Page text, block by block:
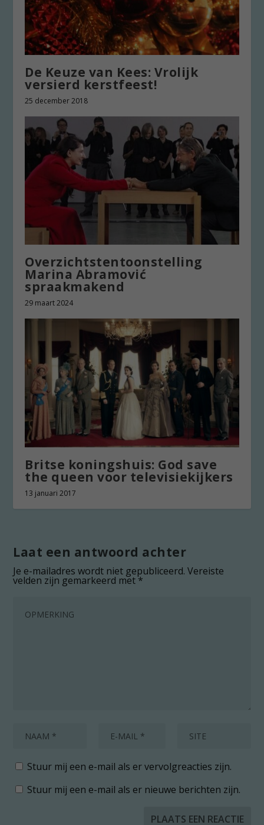
De Keuze van Kees: Vrolijk
versierd kerstfeest!
25 december 2018
Overzichtstentoonstelling
Marina Abramović
spraakmakend
29 maart 2024
Britse koningshuis: God save
the queen voor televisiekijkers
13 januari 2017
Laat een antwoord achter
Je e-mailadres wordt niet gepubliceerd. Vereiste
velden zijn gemarkeerd met*
Stuur mij een e-mail als er vervolgreacties zijn.
Stuur mij een e-mail als er nieuwe berichten zijn.